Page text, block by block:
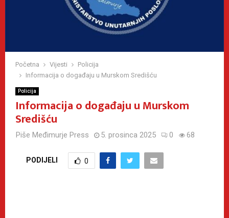
Početna Vijesti
Policija
Informacija o događaju u Murskom Središću
Policija
Informacija o događaju u Murskom
Središću
Piše Međimurje Press 5. prosinca 2025 0 68
PODIJELI 0